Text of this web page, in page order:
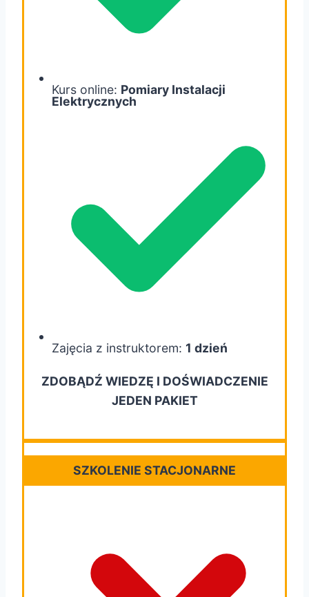
Kurs online: Pomiary Instalacji
Elektrycznych
Zajęcia z instruktorem: 1 dzień
ZDOBĄDŹ WIEDZĘ I DOŚWIADCZENIE
JEDEN PAKIET
SZKOLENIE STACJONARNE